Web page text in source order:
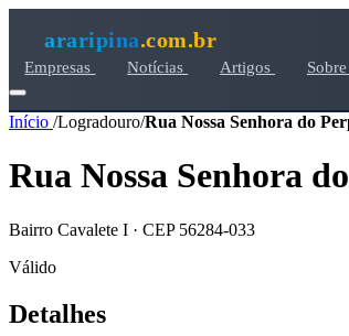
araripina.com.br
Empresas Notícias Artigos Sobre
Início /Logradouro/Rua Nossa Senhora do
Rua Nossa Senhora
Bairro Cavalete I · CEP 56284-033
Válido
Detalhes